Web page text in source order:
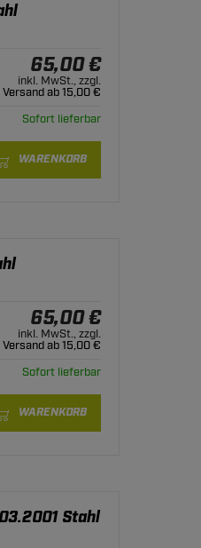
65,00 €
inkl. MwSt., zzgl.
Versand ab 15,00 €
Sofort lieferbar
WARENKORB
65,00 €
inkl. MwSt., zzgl.
Versand ab 15,00 €
Sofort lieferbar
WARENKORB
Stahl